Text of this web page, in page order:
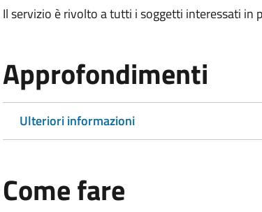
Il servizio è rivolto a tutti i soggetti interessati in
Approfondimenti
Ulteriori informazioni
Come fare